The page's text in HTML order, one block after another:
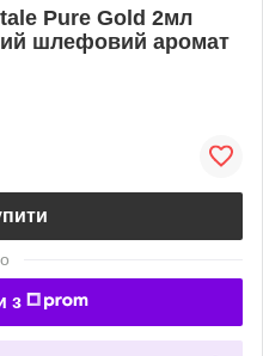
Pure Gold 2мл
шлефовий аромат
з